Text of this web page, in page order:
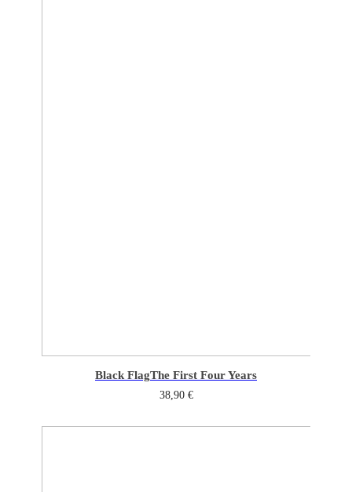
Black FlagThe First Four Years
38,90 €